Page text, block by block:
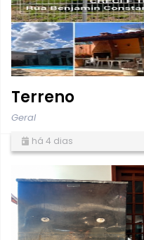
Terreno
Geral
há 4 dias